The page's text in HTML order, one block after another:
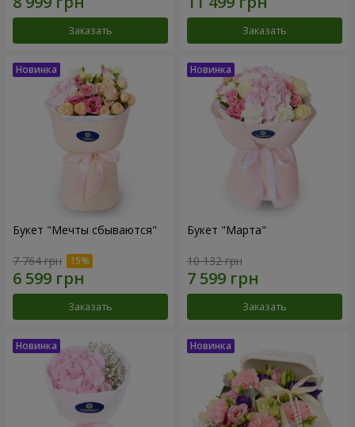
Заказать Заказать
Букет "Мечты сбываются"
7 764 грн
Заказать
Букет "Марта"
10 132 грн
Заказать